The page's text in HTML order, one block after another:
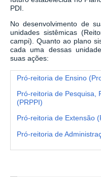
PDI.
No desenvolvimento de
unidades sistêmicas
campi). Quanto ao plano
cada uma dessas
suas ações:
Pró-reitoria de Ensino
Pró-reitoria de Pesquisa,
(PRPPI)
Pró-reitoria de Extensão
Pró-reitoria de